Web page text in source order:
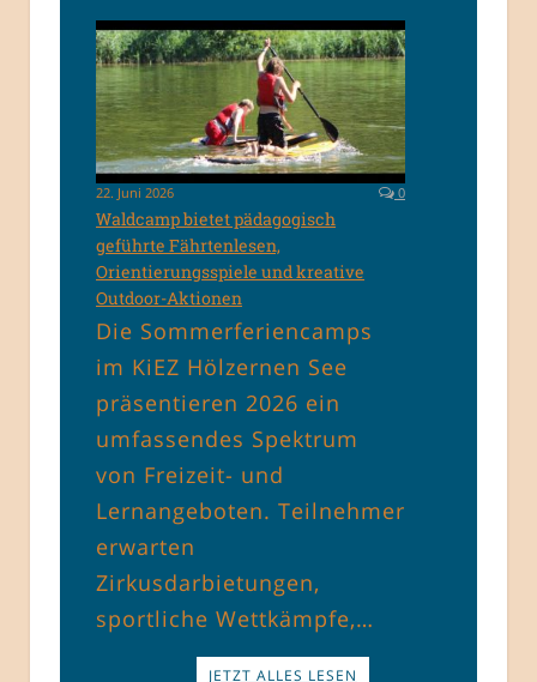
22. Juni 2026 0
Waldcamp bietet pädagogisch
geführte Fährtenlesen,
Orientierungsspiele und kreative
Outdoor-Aktionen
Die Sommerferiencamps
im KiEZ Hölzernen See
präsentieren 2026 ein
umfassendes Spektrum
von Freizeit- und
Lernangeboten. Teilnehmer
erwarten
Zirkusdarbietungen,
sportliche Wettkämpfe,…
JETZT ALLES LESEN